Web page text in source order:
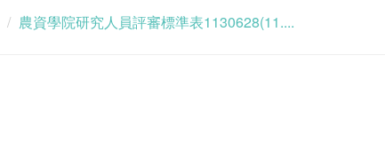
農資學院研究人員評審標準表1130628(11....